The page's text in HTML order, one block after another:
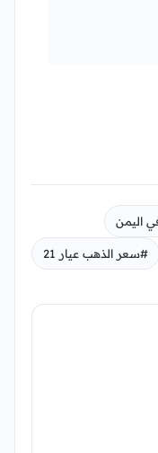
اليمن
#سعر الذهب عيار 21